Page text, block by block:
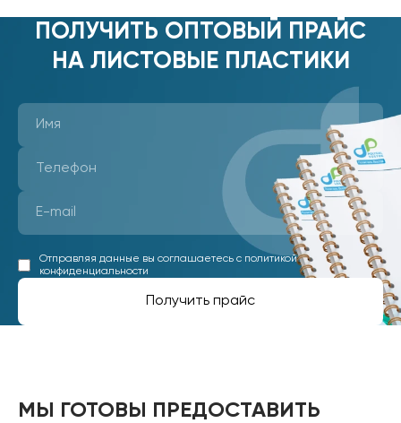
ПОЛУЧИТЬ ОПТОВЫЙ ПРАЙС
НА ЛИСТОВЫЕ ПЛАСТИКИ
Отправляя данные вы соглашаетесь с политикой
конфиденциальности
Получить прайс
МЫ ГОТОВЫ ПРЕДОСТАВИТЬ